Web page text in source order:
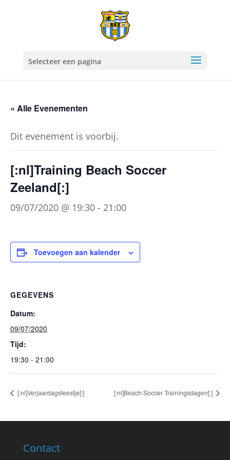
Selecteer een pagina
« Alle Evenementen
Dit evenement is voorbij.
[:nl]Training Beach Soccer
Zeeland[:]
09/07/2020 @ 19:30 - 21:00
Toevoegen aan kalender
GEGEVENS
Datum:
09/07/2020
Tijd:
19:30 - 21:00
[:nl]Verjaardagsfeestje[:] [:nl]Beach Soccer Trainingsdagen[:]
Contact